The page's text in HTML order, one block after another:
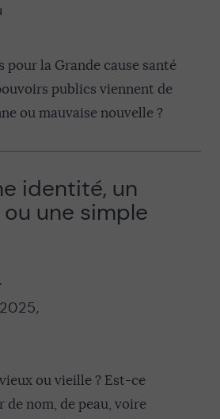
pour la Grande cause santé
publics viennent de
ou mauvaise nouvelle ?
identité, un
une simple
,
ou vieille ? Est-ce
de nom, de peau, voire